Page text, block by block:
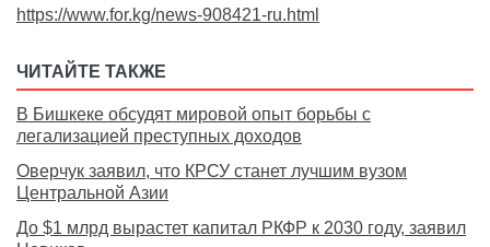
https://www.for.kg/news-908421-ru.html
ЧИТАЙТЕ ТАКЖЕ
В Бишкеке обсудят мировой опыт борьбы с
легализацией преступных доходов
Оверчук заявил, что КРСУ станет лучшим вузом
Центральной Азии
До $1 млрд вырастет капитал РКФР к 2030 году, заявил